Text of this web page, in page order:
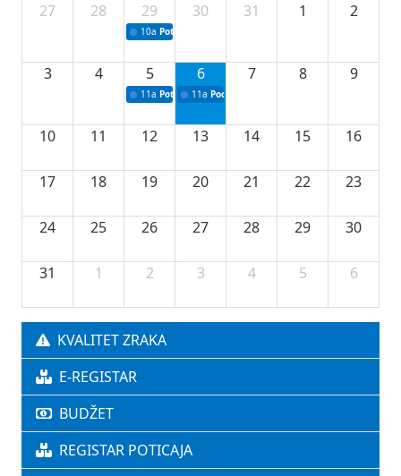
27
28 29
10a Potpisivanje ugovora sa neprofitnim
30 31 1 2
3 4 5
11a Potpisivanje ugovora o stipendijama za
6
11a Podrška razvoju vodne infrastrukture u
7 8 9
10 11 12 13 14 15 16
17 18 19 20 21 22 23
24 25 26 27 28 29 30
31 1 2 3 4 5 6
KVALITET ZRAKA
E-REGISTAR
BUDŽET
REGISTAR POTICAJA